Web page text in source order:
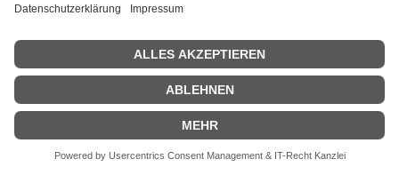
HONEYWELL Tablet-Akku (Standard) -
für Honeywell
Honeywell - Tablet-Akku (Standard) - für Honeywell RT10A,
RT10W
Zeige Preise inklusiv MwSt. (Brutto)
190,79€ inkl. MwSt.